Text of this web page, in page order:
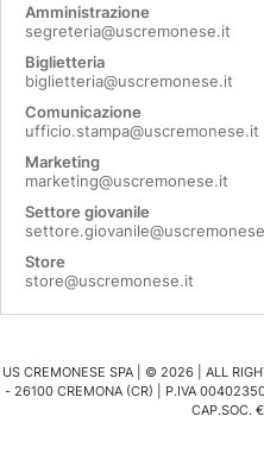
Amministrazione
segreteria@uscremonese.it
Biglietteria
biglietteria@uscremonese.it
Comunicazione
ufficio.stampa@uscremonese.it
Marketing
marketing@uscremonese.it
Settore giovanile
Store
store@uscremonese.it
US CREMONESE SPA | © 2026 | ALL
- 26100 CREMONA (CR) | P.IVA
CAP.SOC.